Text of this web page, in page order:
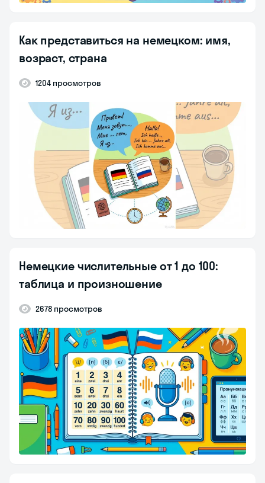
Как представиться на немецком: имя,
возраст, страна
1204 просмотров
Немецкие числительные от 1 до 100:
таблица и произношение
2678 просмотров